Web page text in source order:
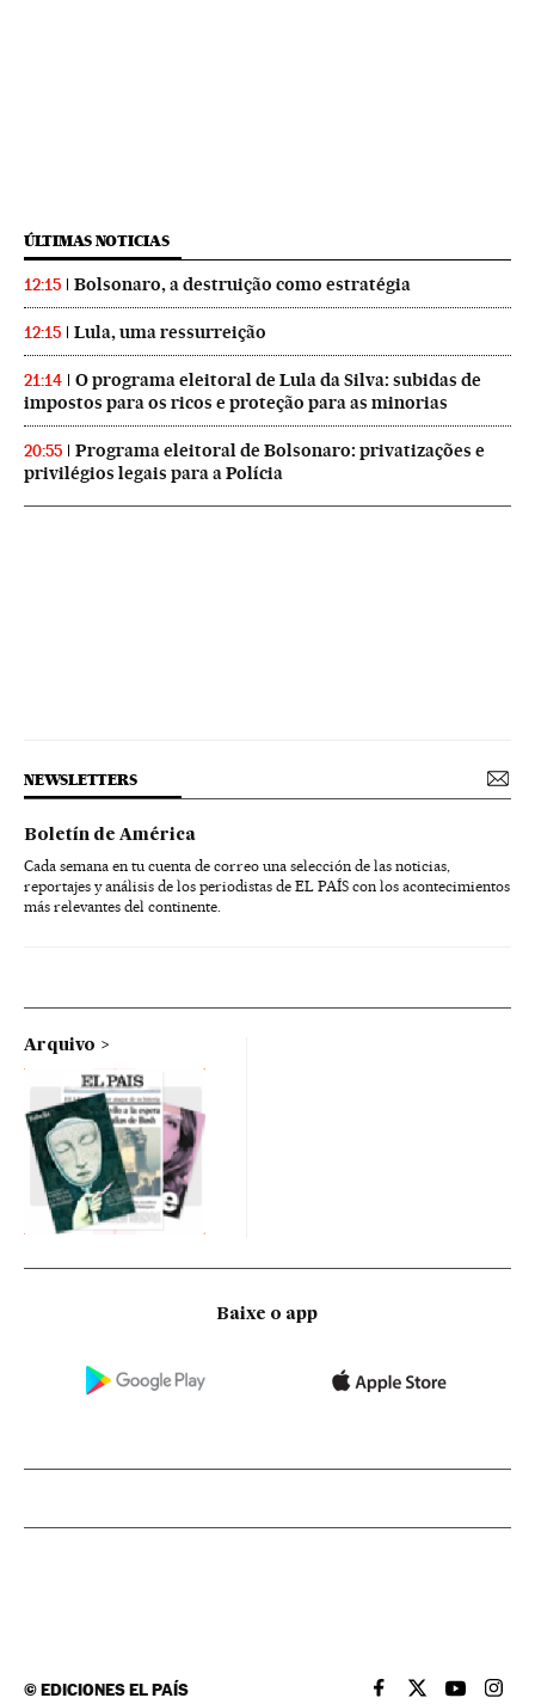
ÚLTIMAS NOTICIAS
12:15 Bolsonaro, a destruição como estratégia
12:15 Lula, uma ressurreição
21:14
O programa eleitoral de Lula da Silva: subidas de
impostos para os ricos e proteção para as minorias
20:55
Programa eleitoral de Bolsonaro: privatizações e
privilégios legais para a Polícia
NEWSLETTERS
Boletín de América
Cada semana en tu cuenta de correo una selección de las noticias,
reportajes y análisis de los periodistas de EL PAÍS con los acontecimientos
más relevantes del continente.
Arquivo
Baixe o app
©EDICIONES EL PAÍS EL PAÍS BRASIL EN
EL PAÍSEL PAÍS
EL